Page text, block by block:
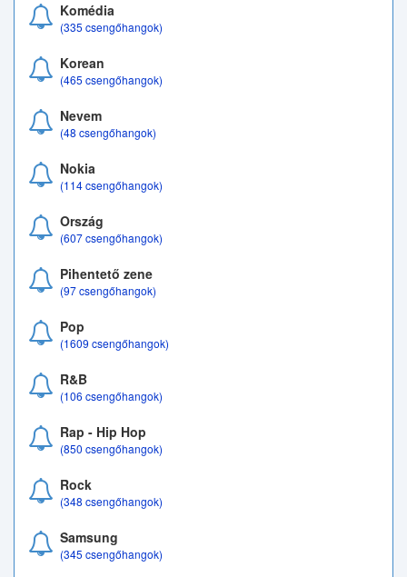
Komédia
(335 csengőhangok)
Korean
(465 csengőhangok)
Nevem
(48 csengőhangok)
Nokia
(114 csengőhangok)
Ország
(607 csengőhangok)
Pihentető zene
(97 csengőhangok)
Pop
(1609 csengőhangok)
R&B
(106 csengőhangok)
Rap - Hip Hop
(850 csengőhangok)
Rock
(348 csengőhangok)
Samsung
(345 csengőhangok)